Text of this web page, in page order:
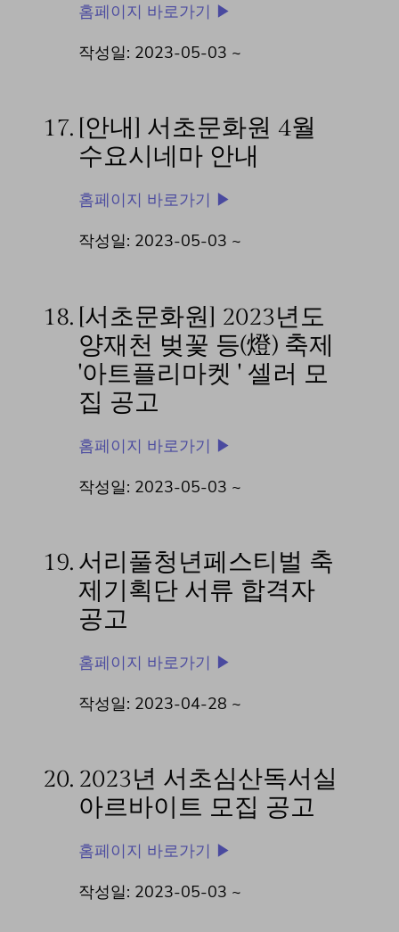
홈페이지 바로가기 ▶
작성일: 2023-05-03 ~
17. [안내] 서초문화원 4월
수요시네마 안내
홈페이지 바로가기 ▶
작성일: 2023-05-03 ~
18. [서초문화원] 2023년도
양재천 벚꽃 등(燈) 축제
'아트플리마켓 ' 셀러 모
집 공고
홈페이지 바로가기 ▶
작성일: 2023-05-03 ~
19. 서리풀청년페스티벌 축
제기획단 서류 합격자
공고
홈페이지 바로가기 ▶
작성일: 2023-04-28 ~
20. 2023년 서초심산독서실
아르바이트 모집 공고
홈페이지 바로가기 ▶
작성일: 2023-05-03 ~